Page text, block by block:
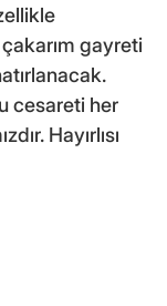
gayreti
cesareti her
Hayırlısı